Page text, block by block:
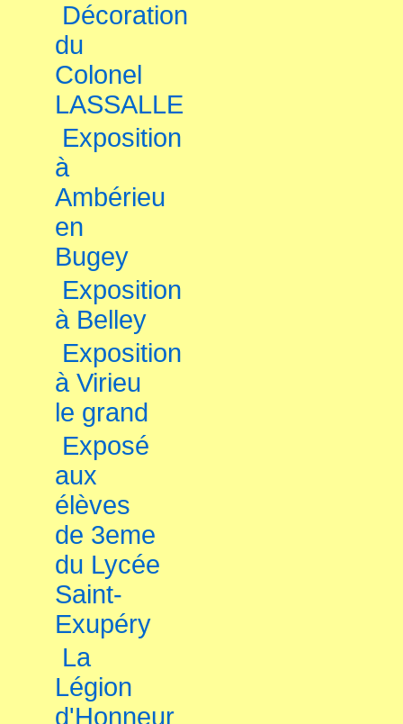
Décoration
du
Colonel
LASSALLE
Exposition
à
Ambérieu
en
Bugey
Exposition
à Belley
Exposition
à Virieu
le grand
Exposé
aux
élèves
de 3eme
du Lycée
Saint-
Exupéry
La
Légion
d'Honneur